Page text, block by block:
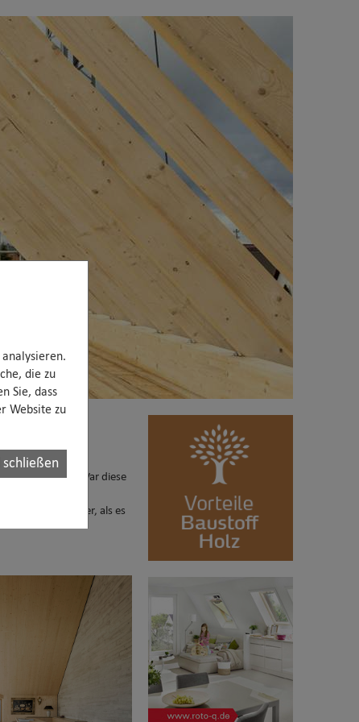
War diese
Je höher die
einfacher, als es
die zu
Sie, dass
Website zu
schließen